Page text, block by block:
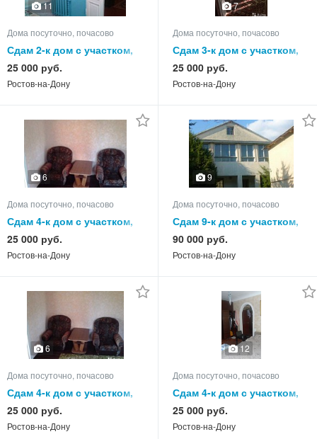
11
Дома посуточно, почасово
Сдам 2-к дом с участком,
55.0 кв.м, этажей 1
25 000 руб.
Ростов-на-Дону
7
Дома посуточно, почасово
Сдам 3-к дом с участком,
50.0 кв.м, этажей 1
25 000 руб.
Ростов-на-Дону
6
Дома посуточно, почасово
Сдам 4-к дом с участком,
75.0 кв.м, этажей 1
25 000 руб.
Ростов-на-Дону
9
Дома посуточно, почасово
Сдам 9-к дом с участком,
220.0 кв.м, этажей 2
90 000 руб.
Ростов-на-Дону
6
Дома посуточно, почасово
Сдам 4-к дом с участком,
75.0 кв.м, этажей 1
25 000 руб.
Ростов-на-Дону
12
Дома посуточно, почасово
Сдам 4-к дом с участком,
55.0 кв.м, этажей 1
25 000 руб.
Ростов-на-Дону